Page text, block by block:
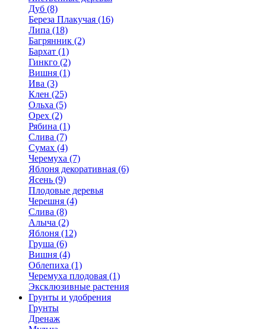
Дуб (8)
Береза Плакучая (16)
Липа (18)
Багрянник (2)
Бархат (1)
Гинкго (2)
Вишня (1)
Ива (3)
Клен (25)
Ольха (5)
Орех (2)
Рябина (1)
Слива (7)
Сумах (4)
Черемуха (7)
Яблоня декоративная (6)
Ясень (9)
Плодовые деревья
Черешня (4)
Слива (8)
Алыча (2)
Яблоня (12)
Груша (6)
Вишня (4)
Облепиха (1)
Черемуха плодовая (1)
Эксклюзивные растения
Грунты и удобрения
Грунты
Дренаж